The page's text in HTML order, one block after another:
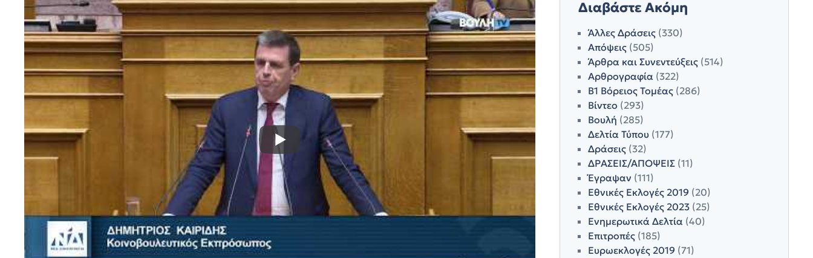
Διαβάστε Ακόμη
Άλλες Δράσεις(330)
Απόψεις(505)
Άρθρα και Συνεντεύξεις(514)
Αρθρογραφία(322)
Β1 Βόρειος Τομέας(286)
Βίντεο (293)
Βουλή (285)
Δελτία Τύπου(177)
Δράσεις(32)
ΔΡΑΣΕΙΣ/ΑΠΟΨΕΙΣ(11)
Έγραψαν (111)
Εθνικές Εκλογές 2019 (20)
Εθνικές Εκλογές 2023(25)
Ενημερωτικά Δελτία(40)
Επιτροπές(185)
Ευρωεκλογές 2019 (71)